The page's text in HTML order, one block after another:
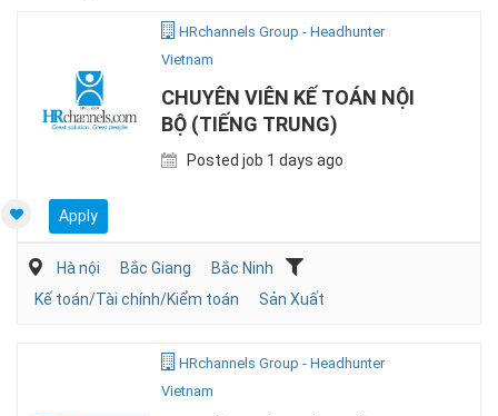
HRchannels Group - Headhunter
Vietnam
CHUYÊN VIÊN KẾ TOÁN NỘI
BỘ (TIẾNG TRUNG)
Posted job 1 days ago
Apply
Hà nội Bắc Giang
Bắc Ninh
Kế toán/Tài chính/Kiểm toán
Sản Xuất
HRchannels Group - Headhunter
Vietnam